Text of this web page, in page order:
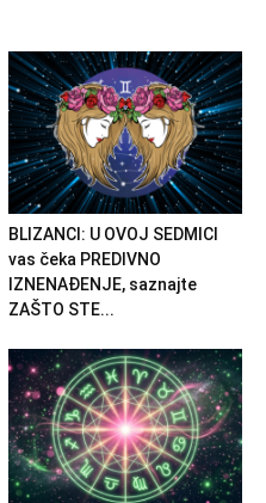
BLIZANCI: U OVOJ SEDMICI
vas čeka PREDIVNO
IZNENAĐENJE, saznajte
ZAŠTO STE...